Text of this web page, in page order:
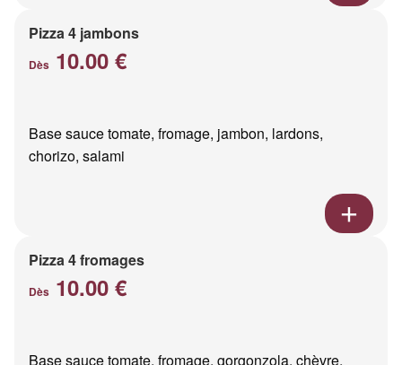
Pizza 4 jambons
Dès 10.00 €
Base sauce tomate, fromage, jambon, lardons,
chorizo, salami
Pizza 4 fromages
Dès 10.00 €
Base sauce tomate, fromage, gorgonzola, chèvre,